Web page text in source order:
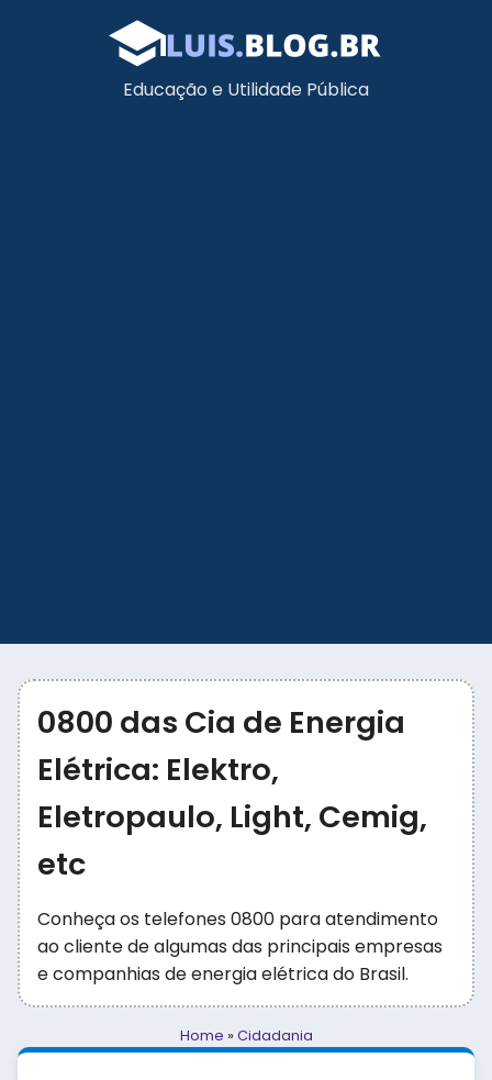
Educação e Utilidade Pública
0800 das Cia de Energia
Elétrica: Elektro,
Eletropaulo, Light, Cemig,
etc
Conheça os telefones 0800 para atendimento
ao cliente de algumas das principais empresas
e companhias de energia elétrica do Brasil.
Home » Cidadania